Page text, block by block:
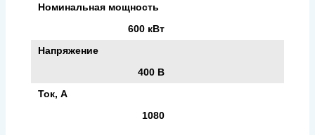
Номинальная мощность
600 кВт
Напряжение
400 В
Ток, А
1080